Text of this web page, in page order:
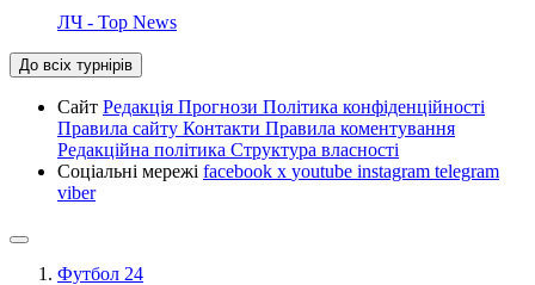
ЛЧ - Top News
До всіх турнірів
Сайт Редакція Прогнози Політика конфіденційності
Правила сайту Контакти Правила коментування
Редакційна політика Структура власності
Соціальні мережі facebook x youtube instagram telegram
viber
Футбол 24